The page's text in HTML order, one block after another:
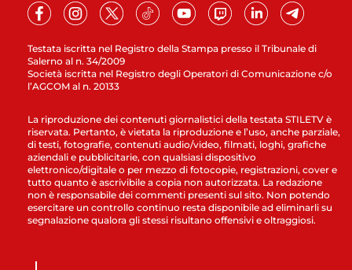
Testata iscritta nel Registro della Stampa presso il Tribunale di
Salerno al n. 34/2009
Società iscritta nel Registro degli Operatori di Comunicazione c/o
l’AGCOM al n. 20133
La riproduzione dei contenuti giornalistici della testata STILETV è
riservata. Pertanto, è vietata la riproduzione e l’uso, anche parziale,
di testi, fotografie, contenuti audio/video, filmati, loghi, grafiche
aziendali e pubblicitarie, con qualsiasi dispositivo
elettronico/digitale o per mezzo di fotocopie, registrazioni, cover e
tutto quanto è ascrivibile a copia non autorizzata. La redazione
non è responsabile dei commenti presenti sul sito. Non potendo
esercitare un controllo continuo resta disponibile ad eliminarli su
segnalazione qualora gli stessi risultano offensivi e oltraggiosi.